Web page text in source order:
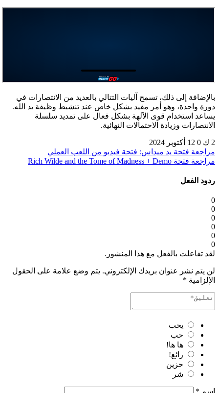
بالإضافة إلى ذلك، تسمح آليات التتالي بالعديد من الانتصارات في
دورة واحدة، وهو أمر مفيد بشكل خاص عند تنشيط وظيفة يد الله.
يساعد استخدام قوى الآلهة بشكل فعال على تمديد سلسلة
الانتصارات وزيادة الاحتمالات النهائية.
2 ك 0 12 أكتوبر 2024
مراجعة فتحة يد ميداس: فتحة فيديو من اللعب العملي
مراجعة فتحة Rich Wilde and the Tome of Madness + Demo
ردود الفعل
0
0
0
0
0
0
لقد تفاعلت بالفعل مع هذا المنشور.
لن يتم نشر عنوان بريدك الإلكتروني. يتم وضع علامة على الحقول
الإلزامية *
يحب
حب
ها ها!
رائع!
حزين
شر
اسم *